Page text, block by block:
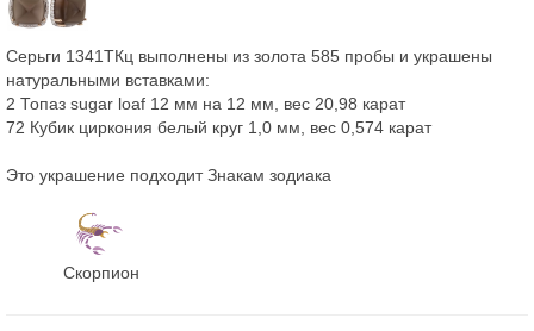
Серьги 1341ТКц выполнены из золота 585 пробы и украшены
натуральными вставками:
2 Топаз sugar loaf 12 мм на 12 мм, вес 20,98 карат
72 Кубик циркония белый круг 1,0 мм, вес 0,574 карат
Это украшение подходит Знакам зодиака
Скорпион